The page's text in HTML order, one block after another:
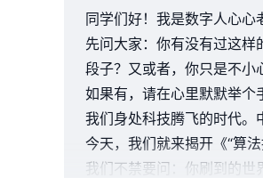
同学们好！我是数字人心心
先问大家：你有没有过这
段子？又或者，你只是不小
如果有，请在心里默默举个
我们身处科技腾飞的时代。
今天，我们就来揭开《“算
我们不禁要问：你刷到的世